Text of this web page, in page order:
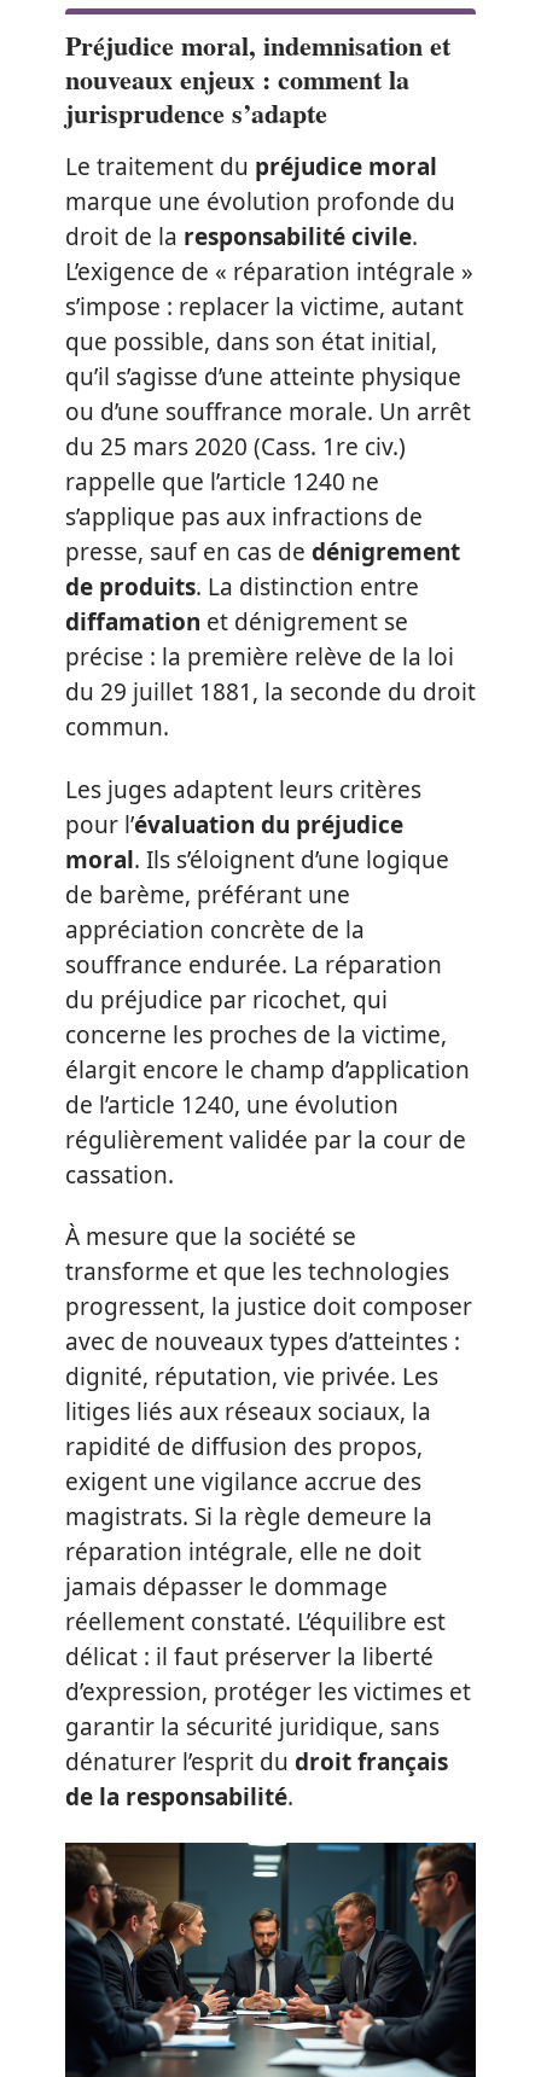
Préjudice moral, indemnisation et
nouveaux enjeux : comment la
jurisprudence s’adapte
Le traitement du préjudice moral
marque une évolution profonde du
droit de la responsabilité civile.
L’exigence de « réparation intégrale »
s’impose : replacer la victime, autant
que possible, dans son état initial,
qu’il s’agisse d’une atteinte physique
ou d’une souffrance morale. Un arrêt
du 25 mars 2020 (Cass. 1re civ.)
rappelle que l’article 1240 ne
s’applique pas aux infractions de
presse, sauf en cas de dénigrement
de produits. La distinction entre
diffamation et dénigrement se
précise : la première relève de la loi
du 29 juillet 1881, la seconde du droit
commun.
Les juges adaptent leurs critères
pour l’évaluation du préjudice
moral. Ils s’éloignent d’une logique
de barème, préférant une
appréciation concrète de la
souffrance endurée. La réparation
du préjudice par ricochet, qui
concerne les proches de la victime,
élargit encore le champ d’application
de l’article 1240, une évolution
régulièrement validée par la cour de
cassation.
À mesure que la société se
transforme et que les technologies
progressent, la justice doit composer
avec de nouveaux types d’atteintes :
dignité, réputation, vie privée. Les
litiges liés aux réseaux sociaux, la
rapidité de diffusion des propos,
exigent une vigilance accrue des
magistrats. Si la règle demeure la
réparation intégrale, elle ne doit
jamais dépasser le dommage
réellement constaté. L’équilibre est
délicat : il faut préserver la liberté
d’expression, protéger les victimes et
garantir la sécurité juridique, sans
dénaturer l’esprit du droit français
de la responsabilité.